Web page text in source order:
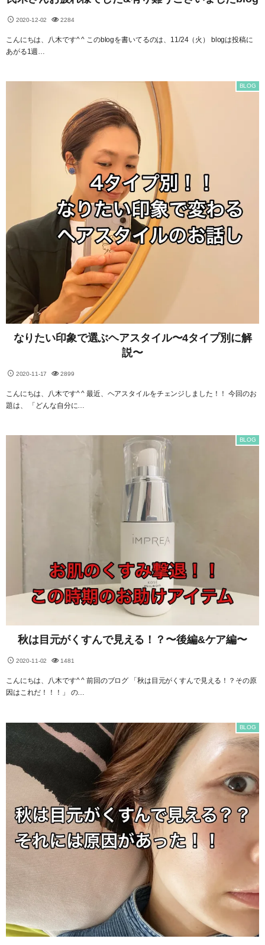
2020-12-02 2284
こんにちは、八木です^ ^ このblogを書いてるのは、11/24（火） blogは投稿に
あがる1週…
なりたい印象で選ぶヘアスタイル〜4タイプ別に解
説〜
2020-11-17
BLOG
2899
こんにちは、八木です^ ^ 最近、ヘアスタイルをチェンジしました！！ 今回のお
題は、 「どんな自分に…
秋は目元がくすんで見える！？〜後編&ケア編〜
2020-11-02
BLOG
1481
こんにちは、八木です^ ^ 前回のブログ 「秋は目元がくすんで見える！？その原
因はこれだ！！！」 の…
BLOG